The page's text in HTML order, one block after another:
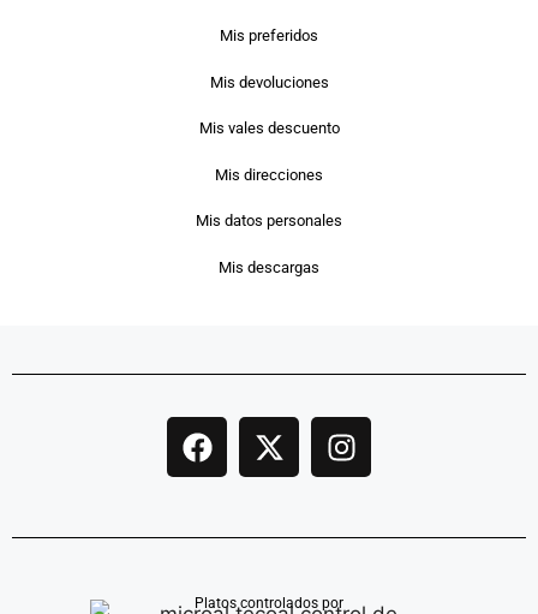
Mis preferidos
Mis devoluciones
Mis vales descuento
Mis direcciones
Mis datos personales
Mis descargas
Platos controlados por